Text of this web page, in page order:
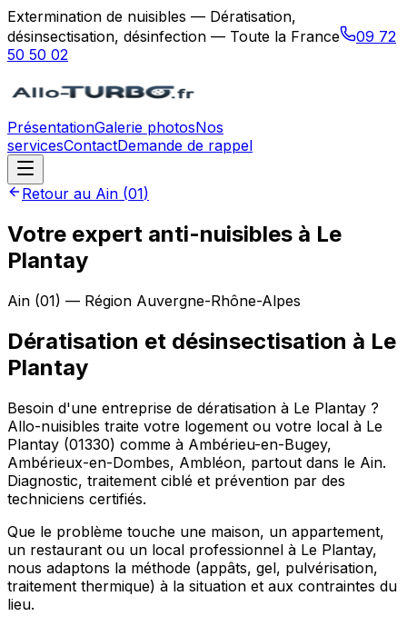
Extermination de nuisibles — Dératisation,
désinsectisation, désinfection — Toute la France
09 72
50 50 02
PrésentationGalerie photosNos
servicesContactDemande de rappel
Retour au Ain (01)
Votre expert anti-nuisibles à Le
Plantay
Ain (01) — Région Auvergne-Rhône-Alpes
Dératisation et désinsectisation à Le
Plantay
Besoin d'une entreprise de dératisation à Le Plantay ?
Allo-nuisibles traite votre logement ou votre local à Le
Plantay (01330) comme à Ambérieu-en-Bugey,
Ambérieux-en-Dombes, Ambléon, partout dans le Ain.
Diagnostic, traitement ciblé et prévention par des
techniciens certifiés.
Que le problème touche une maison, un appartement,
un restaurant ou un local professionnel à Le Plantay,
nous adaptons la méthode (appâts, gel, pulvérisation,
traitement thermique) à la situation et aux contraintes du
lieu.